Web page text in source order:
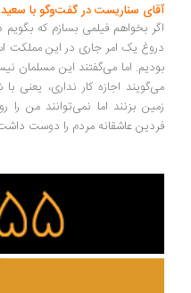
سناریست در گفت‌وگو با سعید مطلبی
بخواهم فیلمی بسازم که بگویم دروغ
یک امر جاری در این مملکت است.
اما می‌گفتند این مسلمان نیست...
اجازه کار نداری، یعنی با
بزنند اما نمی‌توانند من را روی
عاشقانه مردم را دوست داشت ...